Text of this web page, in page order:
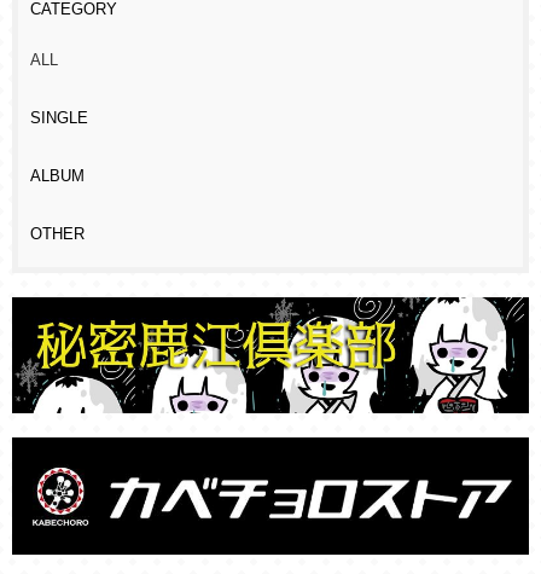
CATEGORY
ALL
SINGLE
ALBUM
OTHER